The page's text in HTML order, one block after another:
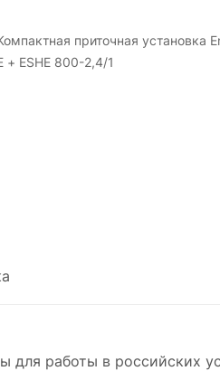
приточная установка
+ ESHE 800-2,4/1
для работы в российских